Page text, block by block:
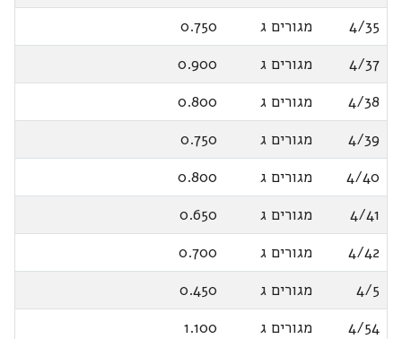
4/35
מגורים ג
0.750
4/37
מגורים ג
0.900
4/38
מגורים ג
0.800
4/39
מגורים ג
0.750
4/40
מגורים ג
0.800
4/41
מגורים ג
0.650
4/42
מגורים ג
0.700
4/5
מגורים ג
0.450
4/54
מגורים ג
1.100